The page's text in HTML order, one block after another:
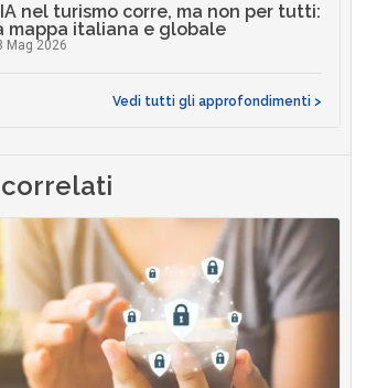
nel turismo corre, ma non per tutti:
mappa italiana e globale
Mag 2026
Vedi tutti gli approfondimenti >